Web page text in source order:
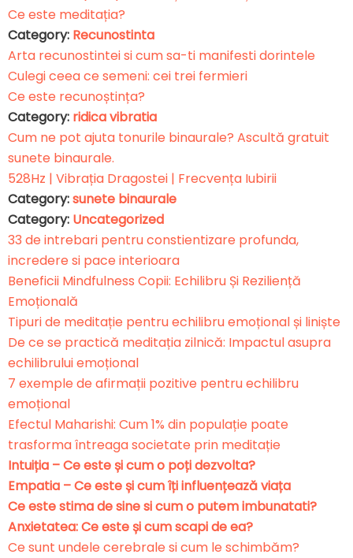
Ce este meditația?
Category: Recunostinta
Arta recunostintei si cum sa-ti manifesti dorintele
Culegi ceea ce semeni: cei trei fermieri
Ce este recunoștința?
Category: ridica vibratia
Cum ne pot ajuta tonurile binaurale? Ascultă gratuit
sunete binaurale.
528Hz | Vibrația Dragostei | Frecvența Iubirii
Category:sunete binaurale
Category: Uncategorized
33 de intrebari pentru constientizare profunda,
incredere si pace interioara
Beneficii Mindfulness Copii: Echilibru Și Reziliență
Emoțională
Tipuri de meditație pentru echilibru emoțional și liniște
De ce se practică meditația zilnică: Impactul asupra
echilibrului emoțional
7 exemple de afirmații pozitive pentru echilibru
emoțional
Efectul Maharishi: Cum 1% din populație poate
trasforma întreaga societate prin meditație
Intuiția – Ce este și cum o poți dezvolta?
Empatia – Ce este și cum îți influențează viața
Ce este stima de sine si cum o putem imbunatati?
Anxietatea: Ce este și cum scapi de ea?
Ce sunt undele cerebrale si cum le schimbăm?